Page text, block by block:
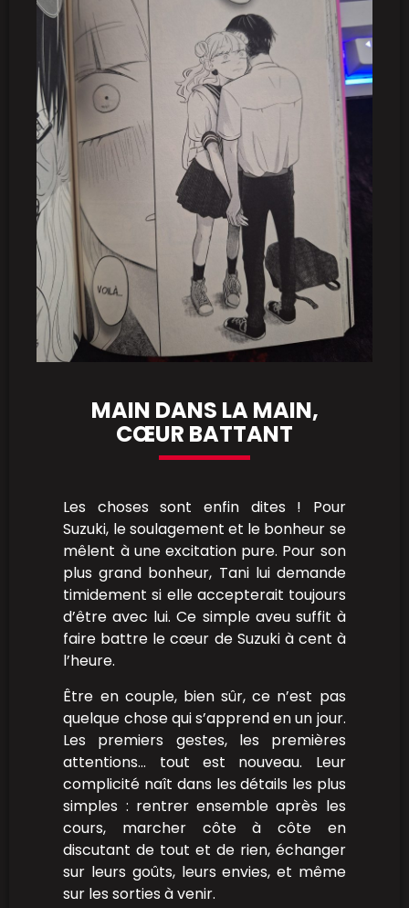
MAIN DANS LA MAIN,
CŒUR BATTANT
Les choses sont enfin dites ! Pour
Suzuki, le soulagement et le bonheur se
mêlent à une excitation pure. Pour son
plus grand bonheur, Tani lui demande
timidement si elle accepterait toujours
d’être avec lui. Ce simple aveu suffit à
faire battre le cœur de Suzuki à cent à
l’heure.
Être en couple, bien sûr, ce n’est pas
quelque chose qui s’apprend en un jour.
Les premiers gestes, les premières
attentions… tout est nouveau. Leur
complicité naît dans les détails les plus
simples : rentrer ensemble après les
cours, marcher côte à côte en
discutant de tout et de rien, échanger
sur leurs goûts, leurs envies, et même
sur les sorties à venir.